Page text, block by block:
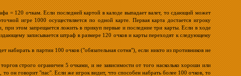
= 120 очкам. Если последней картой в калоде выпадает валет, то сдающий может
игре 1000 осуществляется по одной карте. Первая карта достается игроку
этом запрещается ложить в прикуп первые и последние три карты. Если в ходе
записывается штраф в размере 120 очков и карты переходят к следующему
в партии 100 очков ("обязательная сотня"), если никто из противников не
строго ограничен 5 очками, и не зависимости от того насколько хороши или
он говорит "пас". Если же игрок видит, что способен набрать более 100 очков, то